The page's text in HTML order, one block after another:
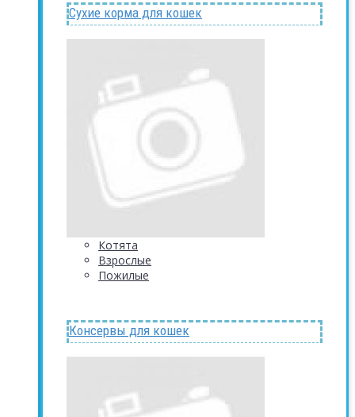
Сухие корма для кошек
Котята
Взрослые
Пожилые
Консервы для кошек